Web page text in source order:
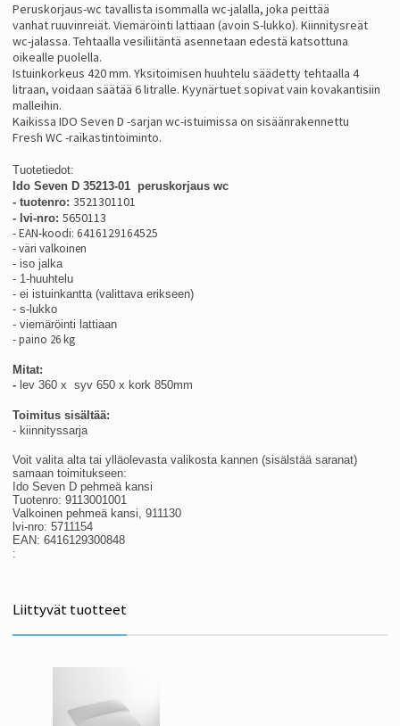
Peruskorjaus-wc tavallista isommalla wc-jalalla, joka peittää
vanhat ruuvinreiät. Viemäröinti lattiaan (avoin S-lukko). Kiinnitysreät
wc-jalassa. Tehtaalla vesiliitäntä asennetaan edestä katsottuna
oikealle puolella.
Istuinkorkeus 420 mm. Yksitoimisen huuhtelu säädetty tehtaalla 4
litraan, voidaan säätää 6 litralle. Kyynärtuet sopivat vain kovakantisiin
malleihin.
Kaikissa IDO Seven D -sarjan wc-istuimissa on sisäänrakennettu
Fresh WC -raikastintoiminto.
Tuotetiedot:
Ido Seven D 35213-01 peruskorjaus wc
- tuotenro: 3521301101
- lvi-nro: 5650113
- EAN-koodi: 6416129164525
- väri valkoinen
- iso jalka
- 1-huuhtelu
- ei istuinkantta (valittava erikseen)
- s-lukko
- viemäröinti lattiaan
- paino 26 kg
Mitat:
- lev 360 x syv 650 x kork 850mm
Toimitus sisältää:
- kiinnityssarja
Voit valita alta tai ylläolevasta valikosta kannen (sisälstää saranat)
samaan toimitukseen:
Ido Seven D pehmeä kansi
Tuotenro: 9113001001
Valkoinen pehmeä kansi, 911130
lvi-nro: 5711154
EAN: 6416129300848
:
Liittyvät tuotteet